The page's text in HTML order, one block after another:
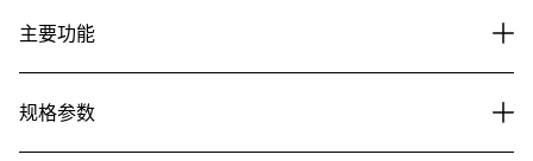
主要功能
规格参数